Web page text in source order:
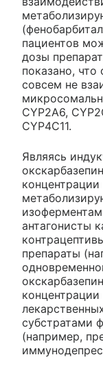
пациентов
дозы
показано,
совсем не
CYP2A6,
CYP4C11.
Являясь
концентрации
антагонисты
препараты
субстратами
(например,